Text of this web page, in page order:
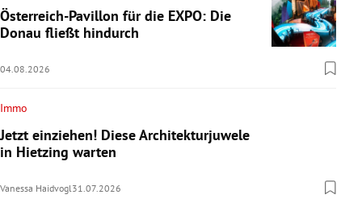
Österreich-Pavillon für die EXPO: Die
Donau fließt hindurch
04.08.2026
Immo
Jetzt einziehen! Diese Architekturjuwele
in Hietzing warten
Vanessa Haidvogl 31.07.2026